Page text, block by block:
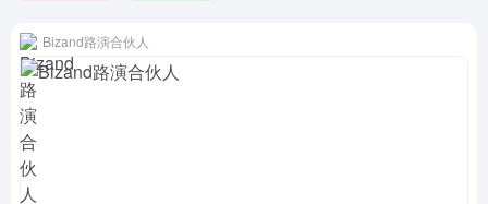
Bizand路演合伙人